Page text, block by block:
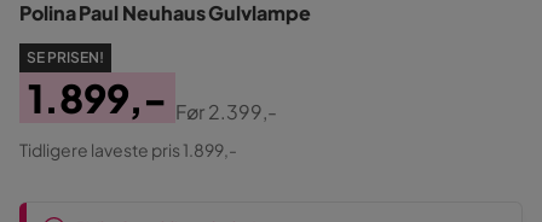
Polina Paul Neuhaus Gulvlampe
SE PRISEN!
Pris
1.899,-
Original
Pris
Før2.399,-
Tidligere laveste pris 1.899,-